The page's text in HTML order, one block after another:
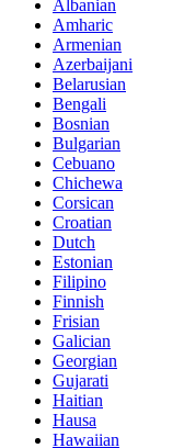
Albanian
Amharic
Armenian
Azerbaijani
Belarusian
Bengali
Bosnian
Bulgarian
Cebuano
Chichewa
Corsican
Croatian
Dutch
Estonian
Filipino
Finnish
Frisian
Galician
Georgian
Gujarati
Haitian
Hausa
Hawaiian